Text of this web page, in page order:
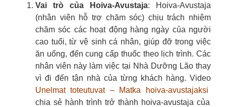
Vai trò của Hoiva-Avustaja: Hoiva-Avustaja
(nhân viên hỗ trợ chăm sóc) chịu trách nhiệm
chăm sóc các hoạt động hàng ngày của người
cao tuổi, từ vệ sinh cá nhân, giúp đỡ trong việc
ăn uống, đến cung cấp thuốc theo lịch trình. Các
nhân viên này làm việc tại Nhà Dưỡng Lão thay
vì đi đến tận nhà của từng khách hàng. Video
Unelmat toteutuvat – Matka hoiva-avustajaksi
chia sẻ hành trình trở thành hoiva-avustaja của